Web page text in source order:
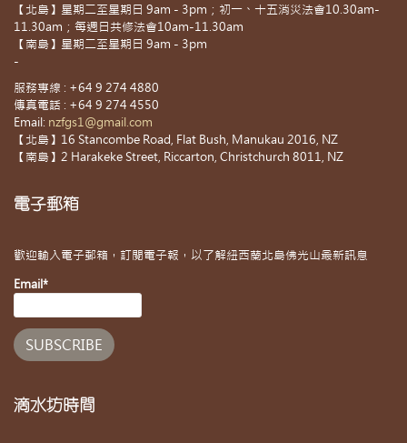
【北島】星期二至星期日 9am - 3pm；初一、十五消災法會10.30am-
11.30am；每週日共修法會10am-11.30am
【南島】星期二至星期日 9am - 3pm
-
服務專線 : +64 9 274 4880
傳真電話 : +64 9 274 4550
Email: nzfgs1@gmail.com
【北島】16 Stancombe Road, Flat Bush, Manukau 2016, NZ
【南島】2 Harakeke Street, Riccarton, Christchurch 8011, NZ
電子郵箱
歡迎輸入電子郵箱，訂閱電子報，以了解紐西蘭北島佛光山最新訊息
Email*
滴水坊時間